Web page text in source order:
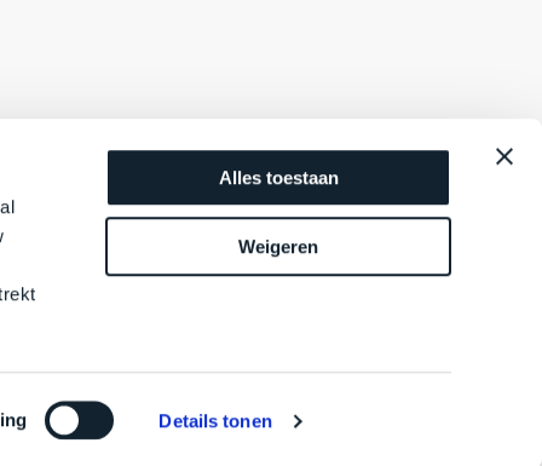
Details tonen
Alles toestaan
Weigeren